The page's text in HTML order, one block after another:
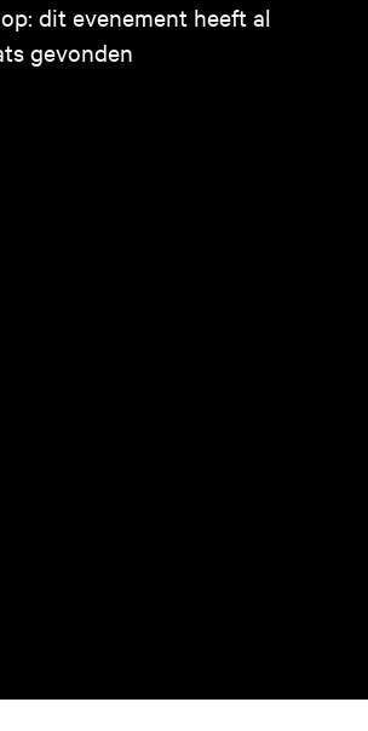
dit evenement heeft al
gevonden